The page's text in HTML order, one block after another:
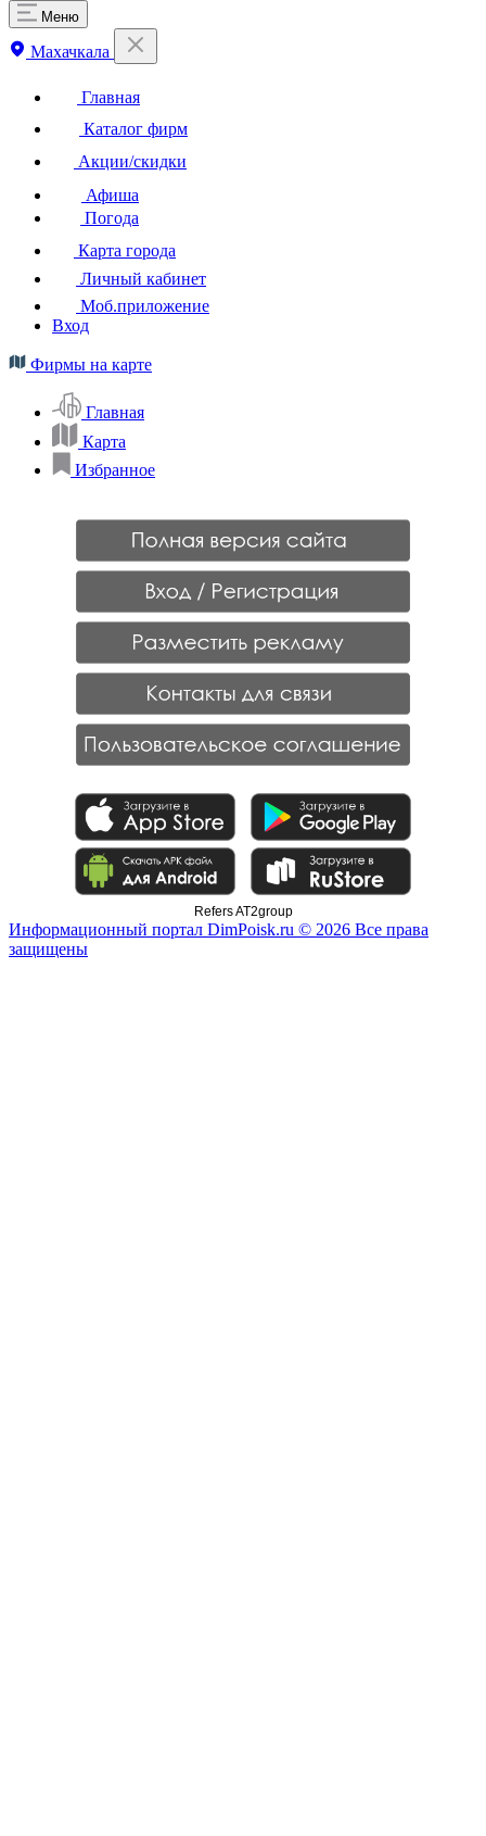
Меню
Махачкала
Главная
Каталог фирм
Акции/скидки
Афиша
Погода
Карта города
Личный кабинет
Моб.приложение
Вход
Фирмы на карте
Главная
Карта
Избранное
Refers AT2group
Информационный портал DimPoisk.ru © 2026 Все права
защищены